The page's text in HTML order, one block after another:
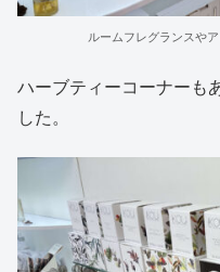
ルームフレグランスや
ハーブティーコーナーも
した。